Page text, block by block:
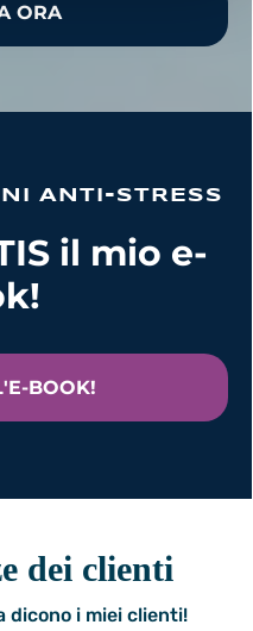
ORA
ANTI-STRESS
il mio e-
BOOK!
dei clienti
dicono i miei clienti!